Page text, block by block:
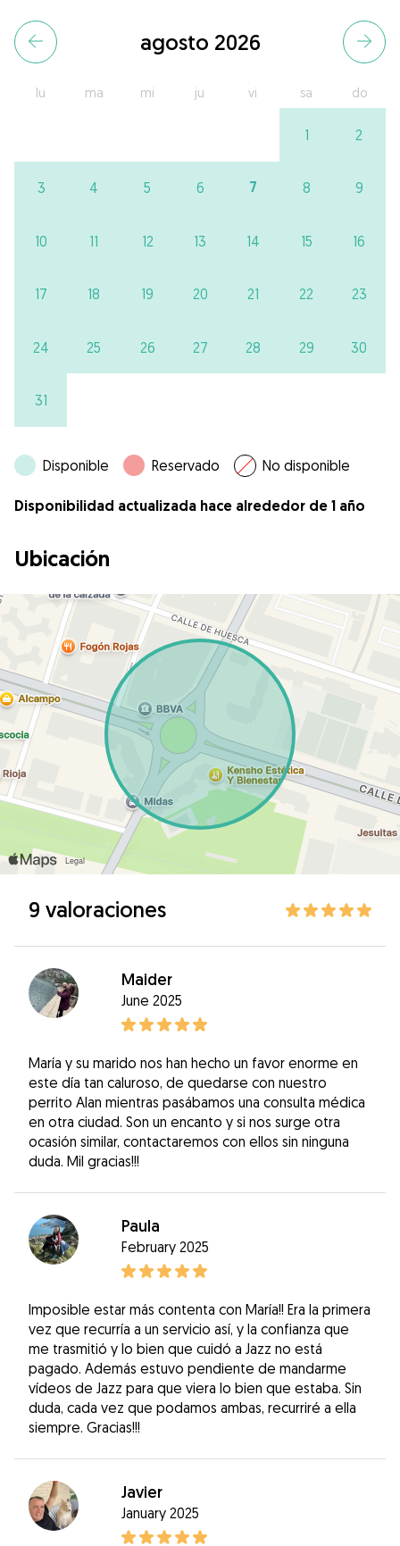
agosto 2026
lu ma mi ju vi sa do
1 2
3 4 5 6 7 8 9
10 11 12 13 14 15 16
17 18 19 20 21 22 23
24 25 26 27 28 29 30
31
Disponible Reservado No disponible
Disponibilidad actualizada hace alrededor de 1 año
Ubicación
9 valoraciones
Maider
June 2025
María y su marido nos han hecho un favor enorme en
este día tan caluroso, de quedarse con nuestro
perrito Alan mientras pasábamos una consulta médica
en otra ciudad. Son un encanto y si nos surge otra
ocasión similar, contactaremos con ellos sin ninguna
duda. Mil gracias!!!
Paula
February 2025
Imposible estar más contenta con María!! Era la primera
vez que recurría a un servicio así, y la confianza que
me trasmitió y lo bien que cuidó a Jazz no está
pagado. Además estuvo pendiente de mandarme
vídeos de Jazz para que viera lo bien que estaba. Sin
duda, cada vez que podamos ambas, recurriré a ella
siempre. Gracias!!!
Javier
January 2025